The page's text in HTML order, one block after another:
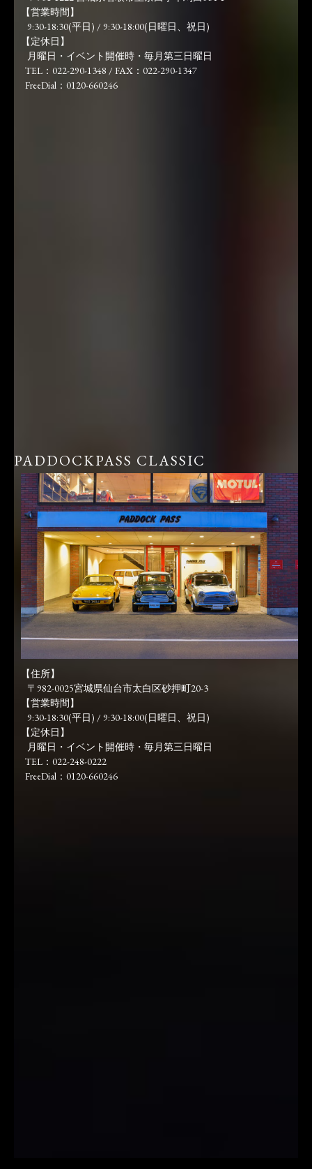
【営業時間】
9:30-18:30(平日) / 9:30-18:00(日曜日、祝日)
【定休日】
月曜日・イベント開催時・毎月第三日曜日
TEL：022-290-1348 / FAX：022-290-1347
FreeDial：0120-660246
PADDOCKPASS CLASSIC
【住所】
〒982-0025宮城県仙台市太白区砂押町20-3
【営業時間】
9:30-18:30(平日) / 9:30-18:00(日曜日、祝日)
【定休日】
月曜日・イベント開催時・毎月第三日曜日
TEL：022-248-0222
FreeDial：0120-660246